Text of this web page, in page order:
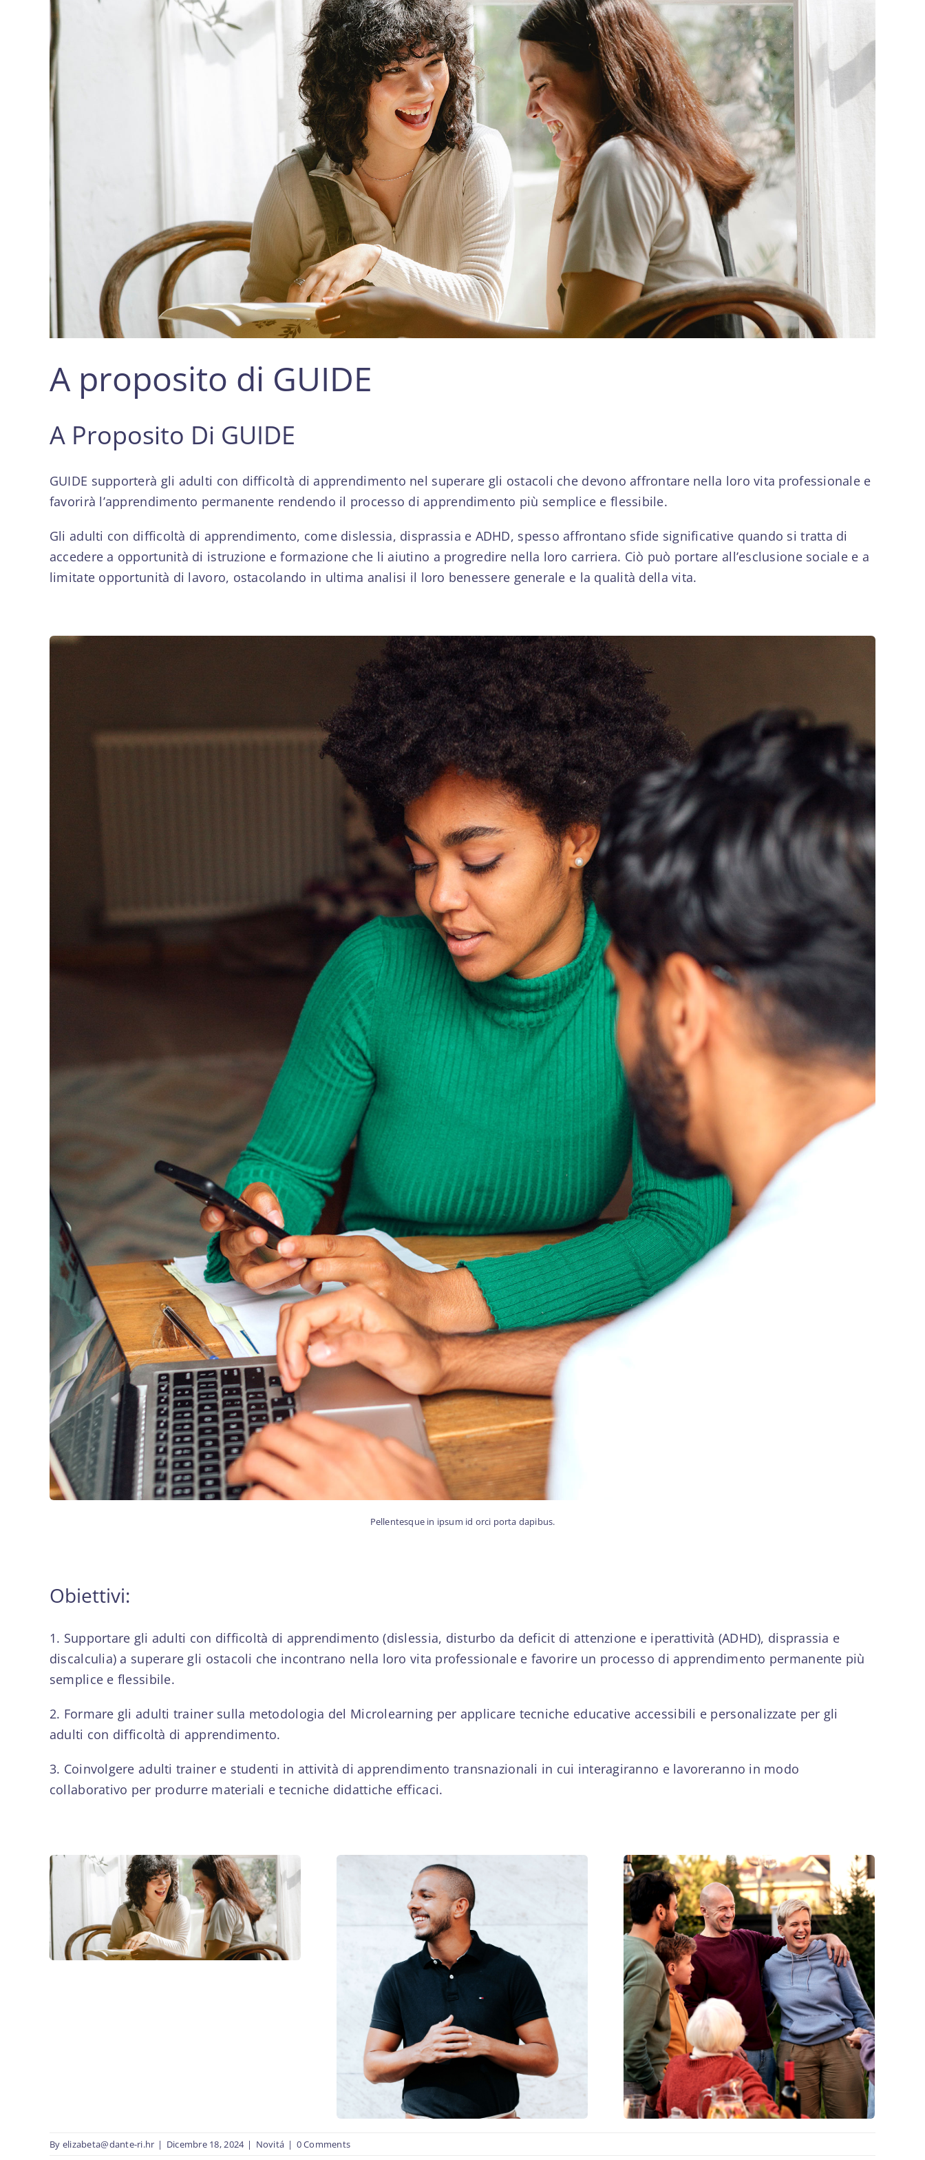
Larger
Image
A proposito di GUIDE
A Proposito Di GUIDE
GUIDE supporterà gli adulti con difficoltà di apprendimento nel superare gli ostacoli che devono affrontare nella loro vita professionale e
favorirà l’apprendimento permanente rendendo il processo di apprendimento più semplice e flessibile.
Gli adulti con difficoltà di apprendimento, come dislessia, disprassia e ADHD, spesso affrontano sfide significative quando si tratta di
accedere a opportunità di istruzione e formazione che li aiutino a progredire nella loro carriera. Ciò può portare all’esclusione sociale e a
limitate opportunità di lavoro, ostacolando in ultima analisi il loro benessere generale e la qualità della vita.
Pellentesque in ipsum id orci porta dapibus.
Obiettivi:
1. Supportare gli adulti con difficoltà di apprendimento (dislessia, disturbo da deficit di attenzione e iperattività (ADHD), disprassia e
discalculia) a superare gli ostacoli che incontrano nella loro vita professionale e favorire un processo di apprendimento permanente più
semplice e flessibile.
2. Formare gli adulti trainer sulla metodologia del Microlearning per applicare tecniche educative accessibili e personalizzate per gli
adulti con difficoltà di apprendimento.
3. Coinvolgere adulti trainer e studenti in attività di apprendimento transnazionali in cui interagiranno e lavoreranno in modo
collaborativo per produrre materiali e tecniche didattiche efficaci.
By elizabeta@dante-ri.hr | Dicembre 18, 2024 | Novitá | 0 Comments